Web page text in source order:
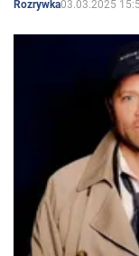
Rozrywka03.03.2025